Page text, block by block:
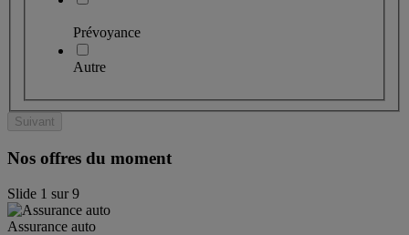
Prévoyance
Autre
Suivant
Nos offres du moment
Slide 1 sur9
Assurance auto